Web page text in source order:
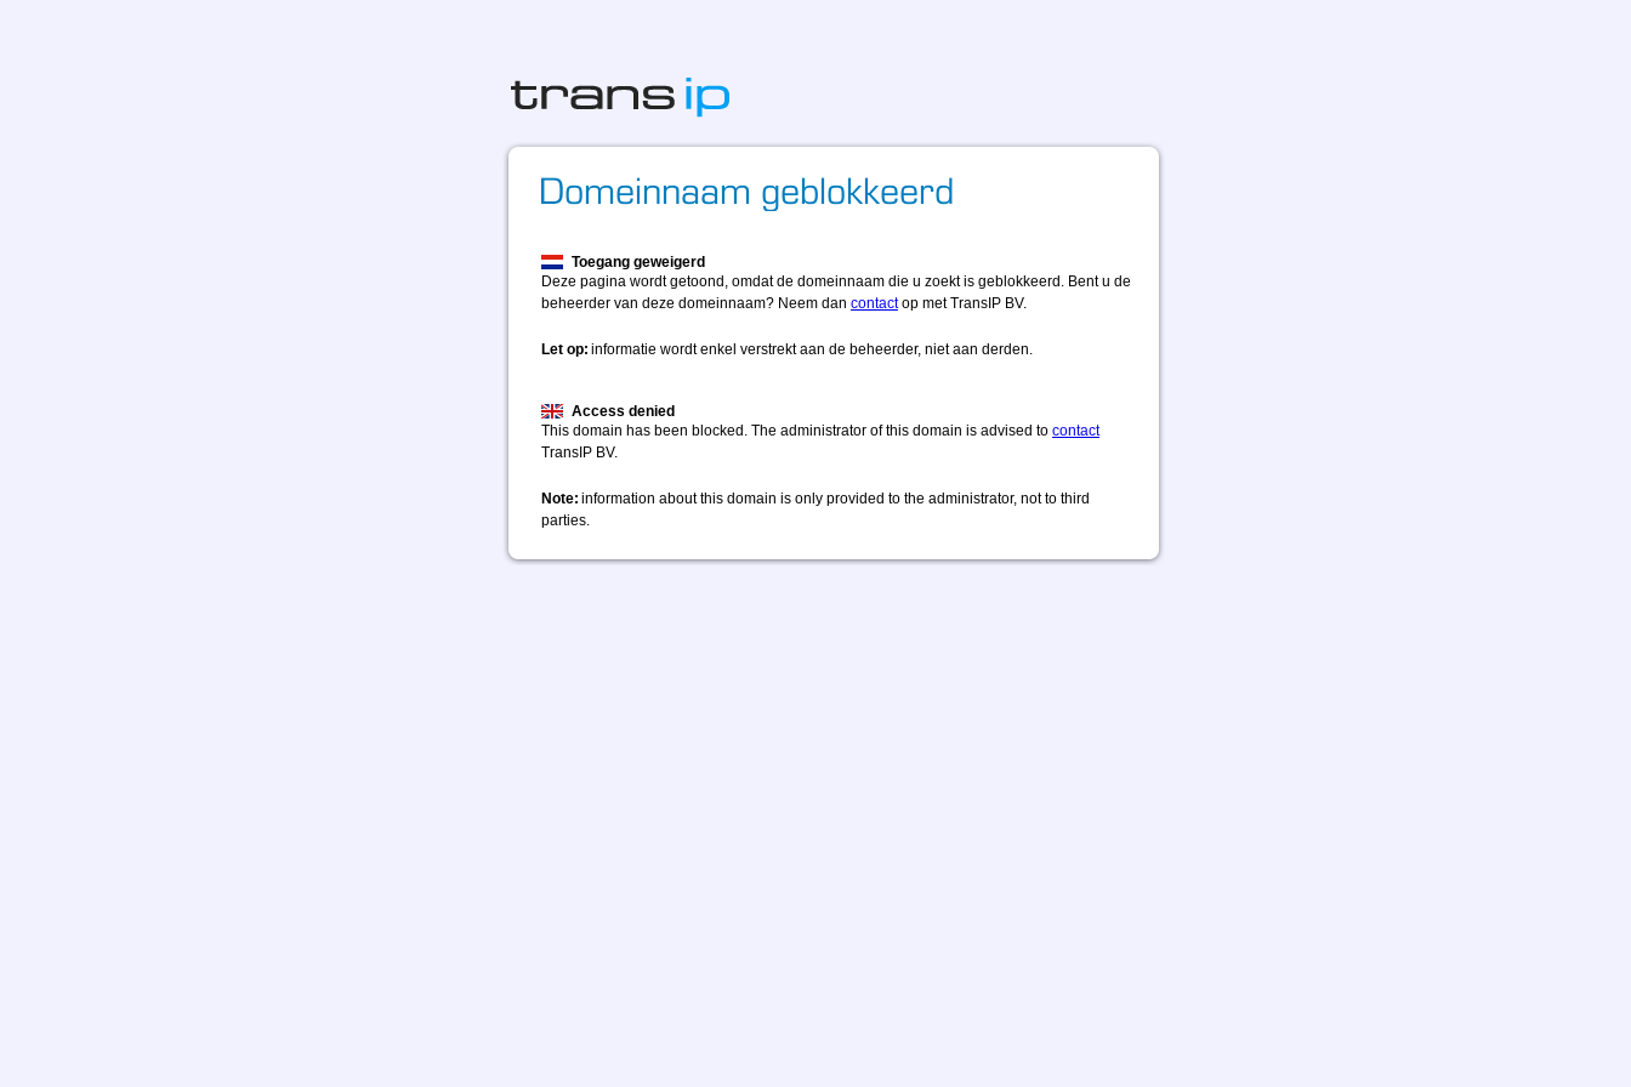
Toegang geweigerd
Deze pagina wordt getoond, omdat de domeinnaam die u zoekt is geblokkeerd. Bent u de
beheerder van deze domeinnaam? Neem dan contactop met TransIP BV.
Let op: informatie wordt enkel verstrekt aan de beheerder, niet aan derden.
Access denied
This domain has been blocked. The administrator of this domain is advised to contact
TransIP BV.
Note: information about this domain is only provided to the administrator, not to third
parties.